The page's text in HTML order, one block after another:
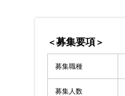
＜募集要項 ＞
募集職種
募集人数